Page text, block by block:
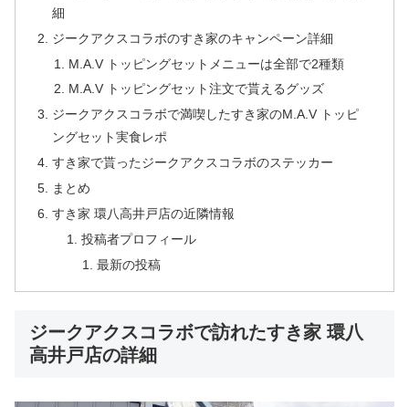
細
ジークアクスコラボのすき家のキャンペーン詳細
M.A.V トッピングセットメニューは全部で2種類
M.A.V トッピングセット注文で貰えるグッズ
ジークアクスコラボで満喫したすき家のM.A.V トッピ
ングセット実食レポ
すき家で貰ったジークアクスコラボのステッカー
まとめ
すき家 環八高井戸店の近隣情報
投稿者プロフィール
最新の投稿
ジークアクスコラボで訪れたすき家 環八
高井戸店の詳細